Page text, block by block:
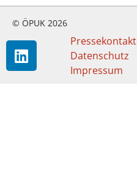
© ÖPUK 2026
Pressekontakt
Datenschutz
Impressum